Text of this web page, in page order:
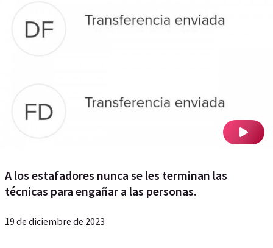
A los estafadores nunca se les terminan las
técnicas para engañar a las personas.
19 de diciembre de 2023